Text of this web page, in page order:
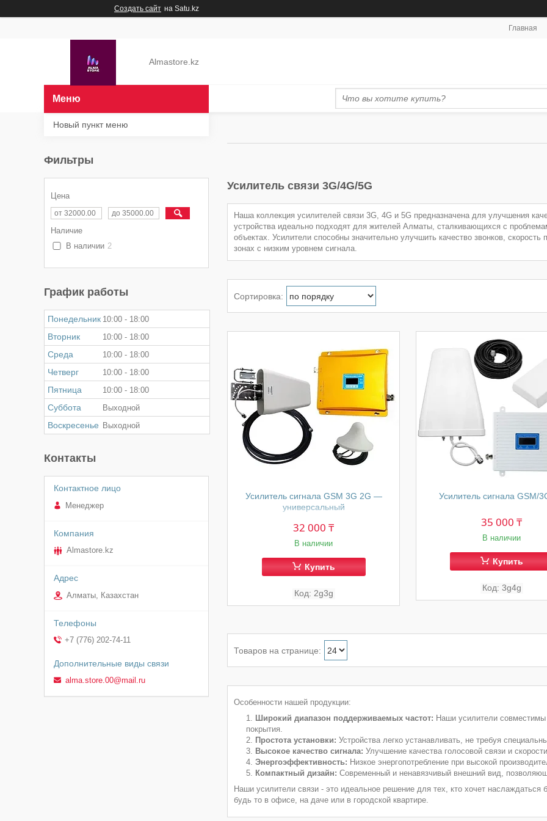
Создать сайт на Satu.kz
Главная
Almastore.kz
Усилитель связи 3G/4G/5G
Наша коллекция усилителей связи 3G, 4G и 5G предназначена для улучшения
устройства идеально подходят для жителей Алматы, сталкивающихся с
объектах. Усилители способны значительно улучшить качество звонков,
зонах с низким уровнем сигнала.
Усилитель сигнала GSM 3G 2G —
универсальный
32 000 ₸
В наличии
Купить
2g3g
Усилитель сигнала GSM/
35 000 ₸
В наличии
Купить
3g4g
Особенности нашей продукции:
Широкий диапазон поддерживаемых частот: Наши усилители
покрытия.
Простота установки: Устройства легко устанавливать, не требуя
Высокое качество сигнала: Улучшение качества голосовой связи и
Энергоэффективность: Низкое энергопотребление при высокой
Компактный дизайн: Современный и ненавязчивый внешний вид,
Наши усилители связи - это идеальное решение для тех, кто хочет
будь то в офисе, на даче или в городской квартире.
Новый пункт меню
Фильтры
Цена
Наличие
В наличии 2
График работы
Понедельник 10:00 18:00
Вторник 10:00 18:00
Среда 10:00 18:00
Четверг 10:00 18:00
Пятница 10:00 18:00
Суббота Выходной
Воскресенье Выходной
Контакты
Менеджер
Almastore.kz
Алматы, Казахстан
+7 (776) 202-74-11
alma.store.00@mail.ru